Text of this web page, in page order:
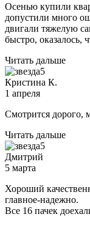
Осенью купили
допустили много
двигали тяжелую
быстро, оказалось,
Читать дальше
5
Кристина К.
1 апреля
Смотрится дорого,
Читать дальше
5
Дмитрий
5 марта
Хороший
главное-надежно.
Все 16 пачек